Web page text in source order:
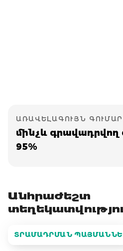
ԱՌԱՎԵԼԱԳՈՒՅՆ ԳՈՒՄԱՐ
մինչև գրավադրվող
95%
Անհրաժեշտ
ՏՐԱՄԱԴՐՄԱՆ